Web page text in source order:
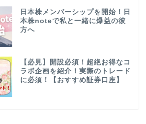
日本株メンバーシップを開始！日
本株noteで私と一緒に爆益の彼
方へ
【必見】開設必須！超絶お得なコ
ラボ企画を紹介！実際のトレード
に必須！【おすすめ証券口座】